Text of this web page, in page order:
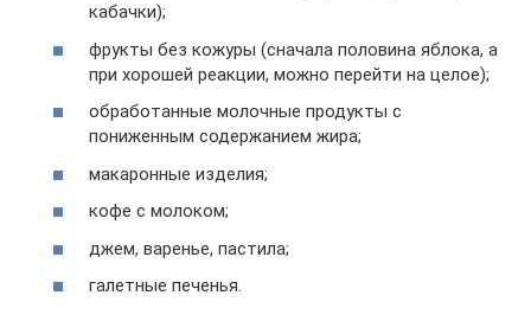
кабачки);
фрукты без кожуры (сначала половина яблока, а
при хорошей реакции, можно перейти на целое);
обработанные молочные продукты с
пониженным содержанием жира;
макаронные изделия;
кофе с молоком;
джем, варенье, пастила;
галетные печенья.